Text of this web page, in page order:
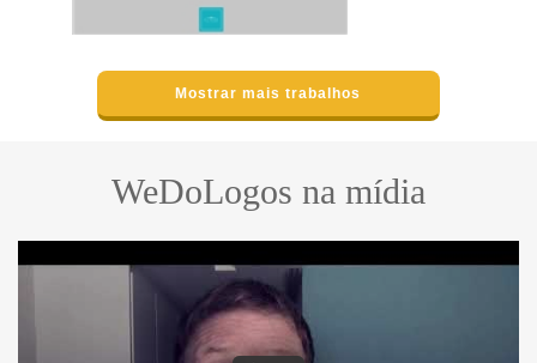
Mostrar mais trabalhos
WeDoLogos na mídia